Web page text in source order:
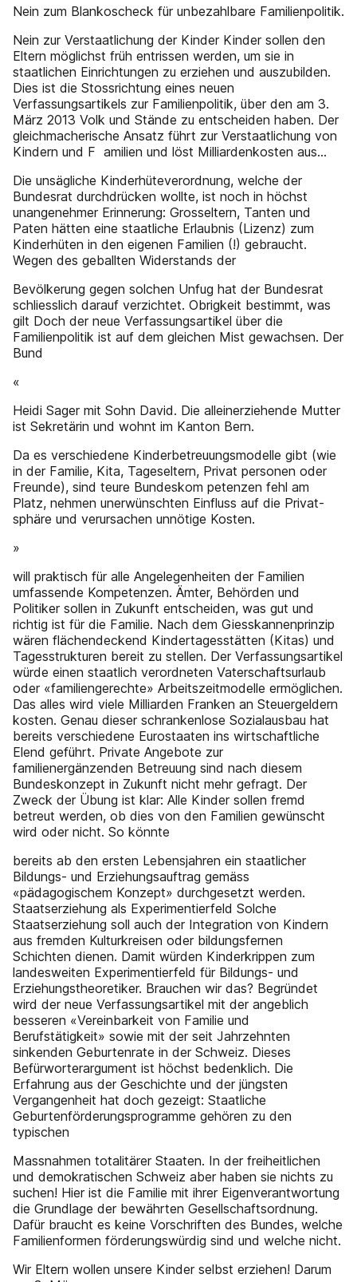
Nein zum Blankoscheck für unbezahlbare Familienpolitik.
Nein zur Verstaatlichung der Kinder Kinder sollen den
Eltern möglichst früh entrissen werden, um sie in
staatlichen Einrichtungen zu erziehen und ­auszubilden.
Dies ist die Stossrichtung eines neuen
Verfassungsartikels zur Familienpolitik, über den am 3.
März 2013 Volk und Stände zu entscheiden haben. Der
gleichmacherische Ansatz führt zur Verstaatlichung von
Kindern und F ­ amilien und löst Milliardenkosten aus...
Die unsägliche Kinderhüteverordnung, welche der
Bundesrat durchdrücken wollte, ist noch in höchst
unangenehmer Erinnerung: Grosseltern, Tanten und
Paten hätten eine staat­liche Erlaubnis (Lizenz) zum
Kinderhüten in den eigenen Familien (!) gebraucht.
Wegen des geballten Wider­­­­stands der
Bevölkerung gegen solchen Unfug hat der Bundesrat
schliesslich darauf verzichtet. Obrigkeit bestimmt, was
gilt Doch der neue Verfassungsartikel über die
Familienpolitik ist auf dem gleichen Mist gewachsen. Der
Bund
«
Heidi Sager mit Sohn David. Die alleinerziehende Mutter
ist Sekretärin und wohnt im Kanton Bern.
Da es verschiedene Kinderbetreuungsmodelle gibt (wie
in der Familie, Kita, Tageseltern, Privat­ personen oder
Freunde), sind teure Bundeskom­ petenzen fehl am
Platz, nehmen unerwünschten Einfluss auf die Privat­
sphäre und verursachen unnötige Kosten.
»
will praktisch für alle Angelegenheiten der Familien
umfassende Kompetenzen. Ämter, Behörden und
Politiker sollen in Zukunft entscheiden, was gut und
richtig ist für die Familie. Nach dem Giesskannenprinzip
wären flächendeckend Kindertagesstätten (Kitas) und
Tagesstrukturen bereit zu stellen. Der Verfassungsartikel
würde einen staatlich verordneten Vaterschaftsurlaub
oder «familiengerechte» Arbeitszeitmodelle ermöglichen.
Das alles wird viele Milliarden Franken an Steuergeldern
kosten. Genau dieser schrankenlose Sozialausbau hat
bereits verschiedene Eurostaaten ins wirtschaftliche
Elend geführt. Private Angebote zur
familienergänzenden Betreuung sind nach diesem
Bundeskonzept in Zukunft nicht mehr gefragt. Der
Zweck der Übung ist klar: Alle Kinder sollen fremd
betreut werden, ob dies von den Familien gewünscht
wird oder nicht. So könnte
bereits ab den ersten Lebensjahren ein staatlicher
Bildungs- und Erziehungsauftrag gemäss
«pädagogischem Konzept» durchgesetzt werden.
Staatserziehung als Experimentierfeld Solche
Staatserziehung soll auch der Integration von Kindern
aus fremden Kulturkreisen oder bildungsfernen
Schichten dienen. Damit würden Kinderkrippen zum
landesweiten Experimentierfeld für Bildungs- und
Erziehungstheoretiker. Brauchen wir das? Begründet
wird der neue Verfassungsartikel mit der angeblich
besseren «Vereinbarkeit von Familie und
Berufstätigkeit» sowie mit der seit Jahrzehnten
sinkenden Geburtenrate in der Schweiz. Dieses
Befürworterargument ist höchst bedenklich. Die
Erfahrung aus der Geschichte und der jüngsten
Vergangenheit hat doch gezeigt: Staatliche
Geburtenförderungsprogramme gehören zu den
typischen
Massnahmen totalitärer Staaten. In der freiheitlichen
und demokratischen Schweiz aber haben sie nichts zu
suchen! Hier ist die Familie mit ihrer Eigenverantwortung
die Grundlage der bewährten Gesellschaftsordnung.
Dafür braucht es keine Vorschriften des Bundes, welche
Familienformen förderungswürdig sind und welche nicht.
Wir Eltern wollen unsere Kinder selbst erziehen! Darum